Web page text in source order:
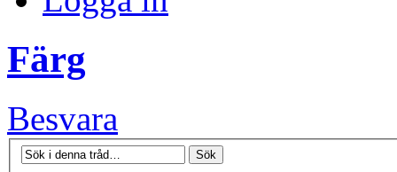
Färg
Besvara